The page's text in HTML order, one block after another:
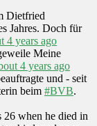
Dietfried
Jahres. Doch für
4 years ago
Meine
4 years ago
und - seit
beim #BVB.
when he died in